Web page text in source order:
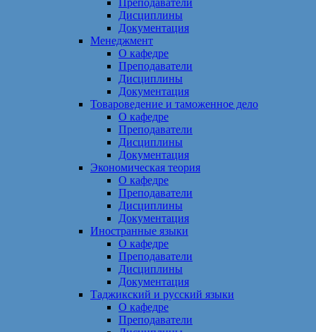
Преподаватели
Дисциплины
Документация
Менеджмент
О кафедре
Преподаватели
Дисциплины
Документация
Товароведение и таможенное дело
О кафедре
Преподаватели
Дисциплины
Документация
Экономическая теория
О кафедре
Преподаватели
Дисциплины
Документация
Иностранные языки
О кафедре
Преподаватели
Дисциплины
Документация
Таджикский и русский языки
О кафедре
Преподаватели